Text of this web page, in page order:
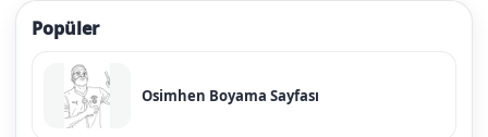
Popüler
Osimhen Boyama Sayfası